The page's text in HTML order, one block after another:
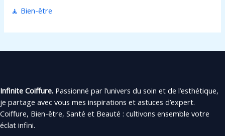
🧘 Bien-être
Infinite Coiffure. Passionné par l’univers du soin et de l’esthétique,
je partage avec vous mes inspirations et astuces d’expert.
Coiffure, Bien-être, Santé et Beauté : cultivons ensemble votre
éclat infini.